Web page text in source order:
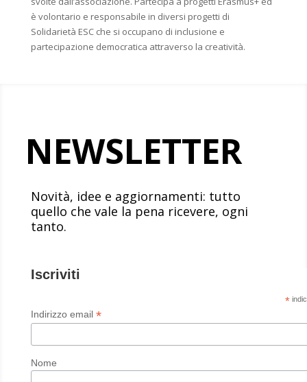
è volontario e responsabile in diversi progetti di
Solidarietà ESC che si occupano di inclusione e
partecipazione democratica attraverso la creatività.
NEWSLETTER
Novità, idee e aggiornamenti: tutto
quello che vale la pena ricevere, ogni
tanto.
Iscriviti
*
Indirizzo email *
Nome